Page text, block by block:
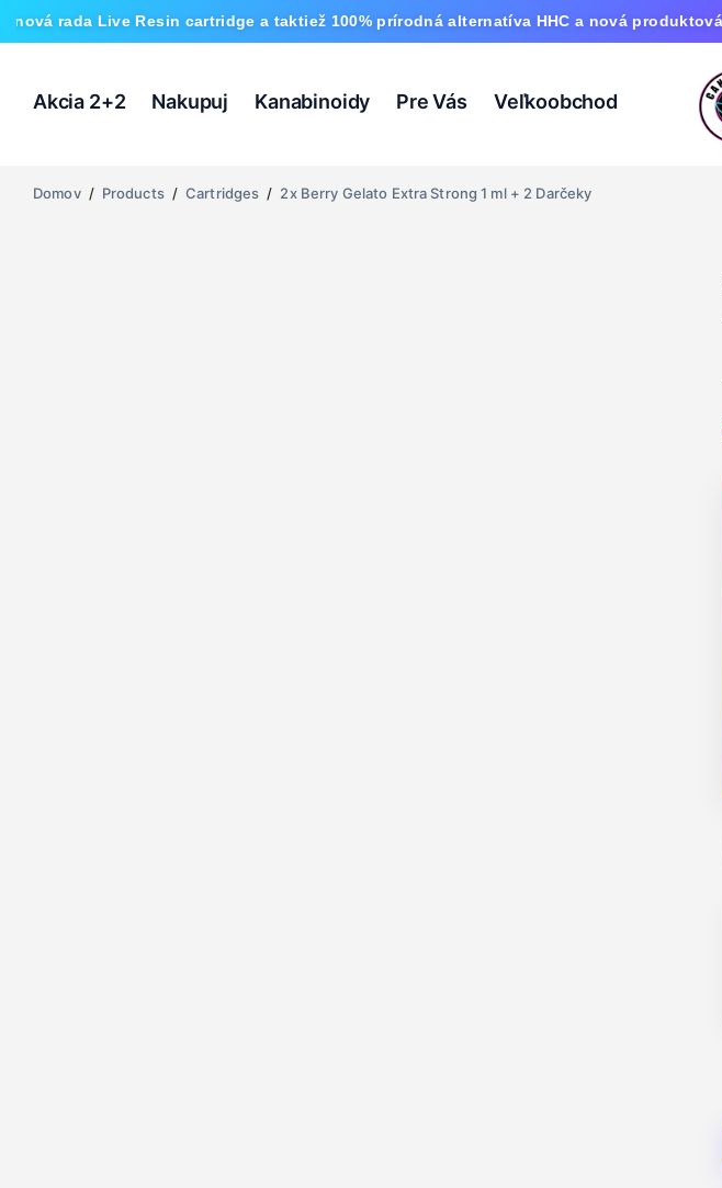
Resin cartridge a taktiež 100% prírodná alternatíva HHC a nová produktová rada THCA!
Akcia 2+2 Nakupuj Kanabinoidy Pre Vás Veľkoobchod
Domov / Products / Cartridges / 2x Berry Gelato Extra Strong 1 ml + 2 Darčeky